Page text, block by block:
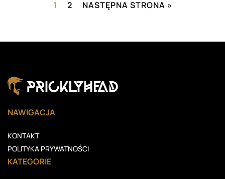
1 2 NASTĘPNA STRONA »
NAWIGACJA
KONTAKT
POLITYKA PRYWATNOŚCI
KATEGORIE